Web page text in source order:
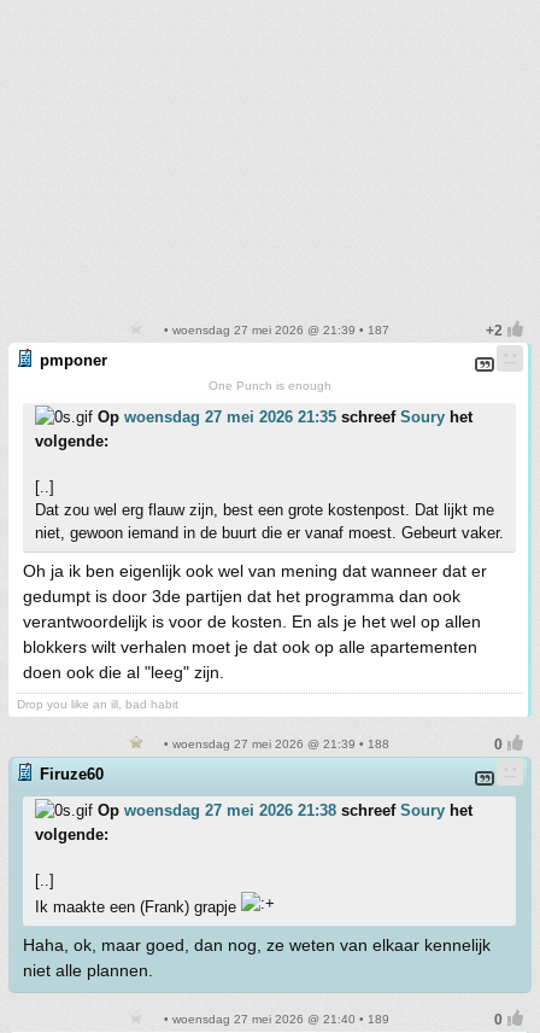
• woensdag 27 mei 2026 @ 21:39 • 187
pmponer
One Punch is enough
Op woensdag 27 mei 2026 21:35 schreef Soury het
volgende:
[..]
Dat zou wel erg flauw zijn, best een grote kostenpost. Dat lijkt me
niet, gewoon iemand in de buurt die er vanaf moest. Gebeurt vaker.
Oh ja ik ben eigenlijk ook wel van mening dat wanneer dat er
gedumpt is door 3de partijen dat het programma dan ook
verantwoordelijk is voor de kosten. En als je het wel op allen
blokkers wilt verhalen moet je dat ook op alle apartementen
doen ook die al "leeg" zijn.
Drop you like an ill, bad habit
• woensdag 27 mei 2026 @ 21:39 • 188
Firuze60
Op woensdag 27 mei 2026 21:38 schreef Soury het
volgende:
[..]
Ik maakte een (Frank) grapje
Haha, ok, maar goed, dan nog, ze weten van elkaar kennelijk
niet alle plannen.
• woensdag 27 mei 2026 @ 21:40 • 189